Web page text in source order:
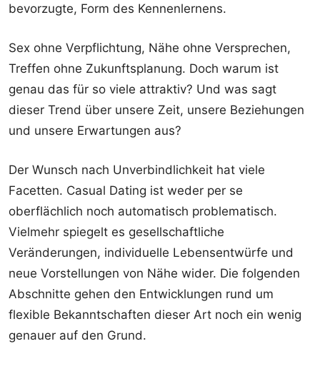
bevorzugte, Form des Kennenlernens.
Sex ohne Verpflichtung, Nähe ohne Versprechen,
Treffen ohne Zukunftsplanung. Doch warum ist
genau das für so viele attraktiv? Und was sagt
dieser Trend über unsere Zeit, unsere Beziehungen
und unsere Erwartungen aus?
Der Wunsch nach Unverbindlichkeit hat viele
Facetten. Casual Dating ist weder per se
oberflächlich noch automatisch problematisch.
Vielmehr spiegelt es gesellschaftliche
Veränderungen, individuelle Lebensentwürfe und
neue Vorstellungen von Nähe wider. Die folgenden
Abschnitte gehen den Entwicklungen rund um
flexible Bekanntschaften dieser Art noch ein wenig
genauer auf den Grund.